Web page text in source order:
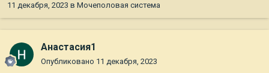
11 декабря, 2023 в Мочеполовая система
Анастасия1
Опубликовано 11 декабря, 2023